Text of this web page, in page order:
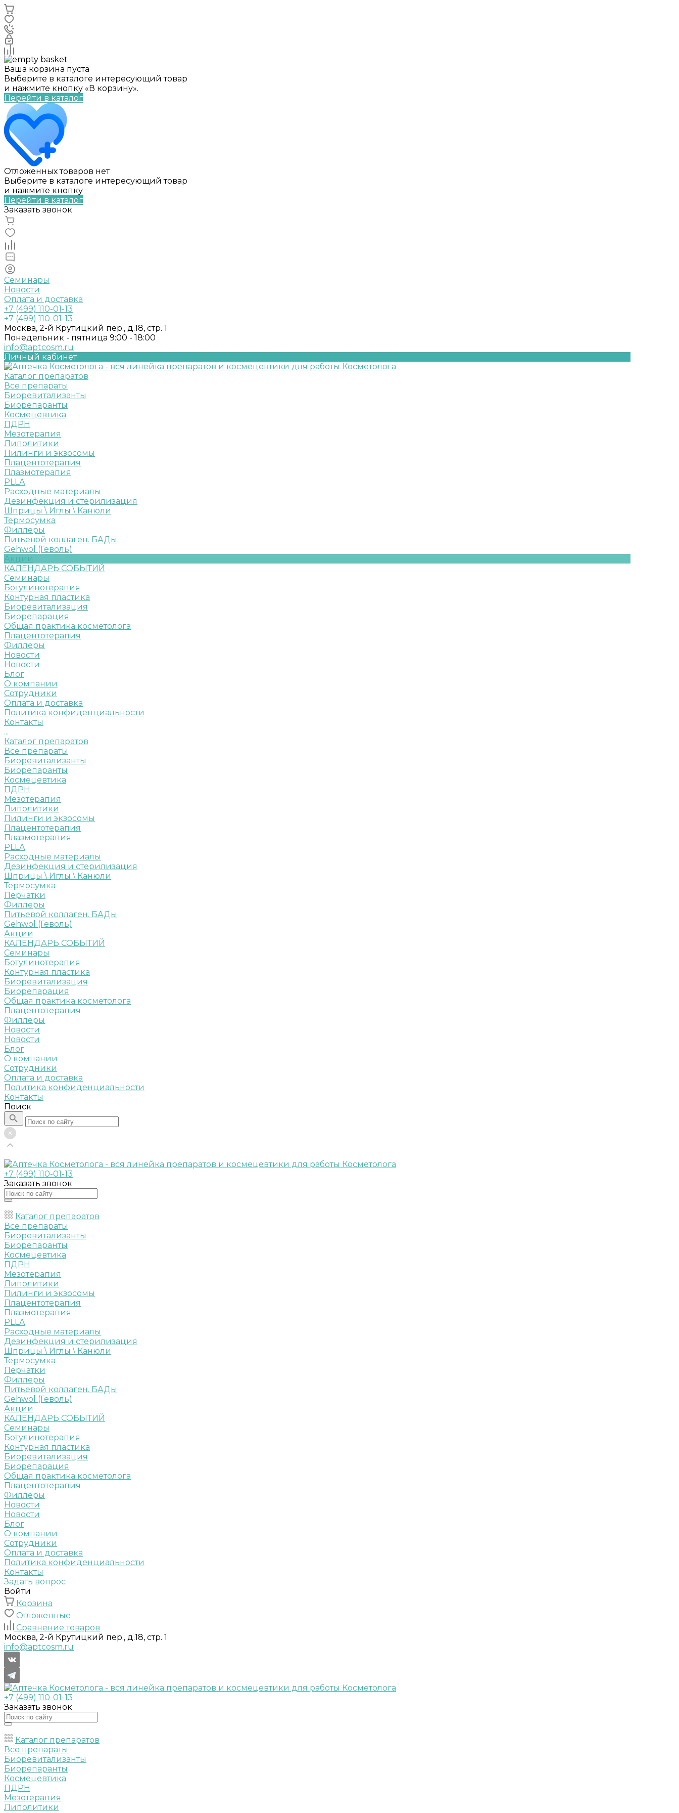
Ваша корзина пуста
Выберите в каталоге интересующий товар
и нажмите кнопку «В корзину».
Перейти в каталог
Отложенных товаров нет
Выберите в каталоге интересующий товар
и нажмите кнопку
Перейти в каталог
Заказать звонок
Семинары
Новости
Оплата и доставка
+7 (499) 110-01-13
+7 (499) 110-01-13
Москва, 2-й Крутицкий пер., д.18, стр. 1
Понедельник - пятница 9:00 - 18:00
info@aptcosm.ru
Личный кабинет
Каталог препаратов
Все препараты
Биоревитализанты
Биорепаранты
Космецевтика
ПДРН
Мезотерапия
Липолитики
Пилинги и экзосомы
Плацентотерапия
Плазмотерапия
PLLA
Расходные материалы
Дезинфекция и стерилизация
Шприцы \ Иглы \ Канюли
Термосумка
Филлеры
Питьевой коллаген. БАДы
Gehwol (Геволь)
Акции
КАЛЕНДАРЬ СОБЫТИЙ
Семинары
Ботулинотерапия
Контурная пластика
Биоревитализация
Биорепарация
Общая практика косметолога
Плацентотерапия
Филлеры
Новости
Новости
Блог
О компании
Сотрудники
Оплата и доставка
Политика конфиденциальности
Контакты
...
Каталог препаратов
Все препараты
Биоревитализанты
Биорепаранты
Космецевтика
ПДРН
Мезотерапия
Липолитики
Пилинги и экзосомы
Плацентотерапия
Плазмотерапия
PLLA
Расходные материалы
Дезинфекция и стерилизация
Шприцы \ Иглы \ Канюли
Термосумка
Перчатки
Филлеры
Питьевой коллаген. БАДы
Gehwol (Геволь)
Акции
КАЛЕНДАРЬ СОБЫТИЙ
Семинары
Ботулинотерапия
Контурная пластика
Биоревитализация
Биорепарация
Общая практика косметолога
Плацентотерапия
Филлеры
Новости
Новости
Блог
О компании
Сотрудники
Оплата и доставка
Политика конфиденциальности
Контакты
Поиск
+7 (499) 110-01-13
Заказать звонок
Каталог препаратов
Все препараты
Биоревитализанты
Биорепаранты
Космецевтика
ПДРН
Мезотерапия
Липолитики
Пилинги и экзосомы
Плацентотерапия
Плазмотерапия
PLLA
Расходные материалы
Дезинфекция и стерилизация
Шприцы \ Иглы \ Канюли
Термосумка
Перчатки
Филлеры
Питьевой коллаген. БАДы
Gehwol (Геволь)
Акции
КАЛЕНДАРЬ СОБЫТИЙ
Семинары
Ботулинотерапия
Контурная пластика
Биоревитализация
Биорепарация
Общая практика косметолога
Плацентотерапия
Филлеры
Новости
Новости
Блог
О компании
Сотрудники
Оплата и доставка
Политика конфиденциальности
Контакты
Задать вопрос
Войти
Корзина
Отложенные
Сравнение товаров
Москва, 2-й Крутицкий пер., д.18, стр. 1
info@aptcosm.ru
+7 (499) 110-01-13
Заказать звонок
Каталог препаратов
Все препараты
Биоревитализанты
Биорепаранты
Космецевтика
ПДРН
Мезотерапия
Липолитики